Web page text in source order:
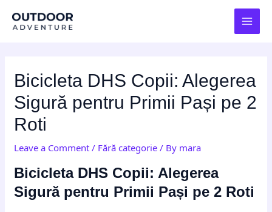
Bicicleta DHS Copii: Alegerea
Sigură pentru Primii Pași pe 2
Roti
Leave a Comment / Fără categorie / By mara
Bicicleta DHS Copii: Alegerea
Sigură pentru Primii Pași pe 2 Roti
navigation